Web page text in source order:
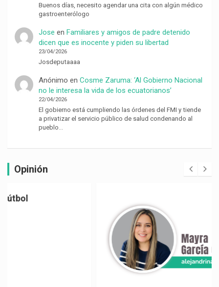
Buenos días, necesito agendar una cita con algún médico
gastroenterólogo
Jose en Familiares y amigos de padre detenido
dicen que es inocente y piden su libertad
23/04/2026
Josdeputaaaa
Anónimo en Cosme Zaruma: ‘Al Gobierno Nacional
no le interesa la vida de los ecuatorianos’
22/04/2026
El gobierno está cumpliendo las órdenes del FMI y tiende
a privatizar el servicio público de salud condenando al
pueblo…
Opinión